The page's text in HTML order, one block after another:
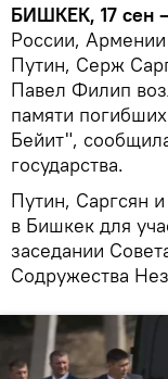
БИШКЕК, 17 сен
России,
Путин, Серж
Павел Филип
памяти
Бейит",
государства.
Путин, Саргсян
в Бишкек для
заседании
Содружества